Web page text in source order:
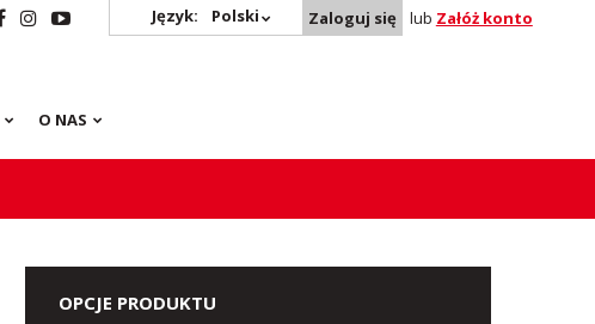
Język: Polski Zaloguj się lub Załóż konto
O NAS
OPCJE PRODUKTU